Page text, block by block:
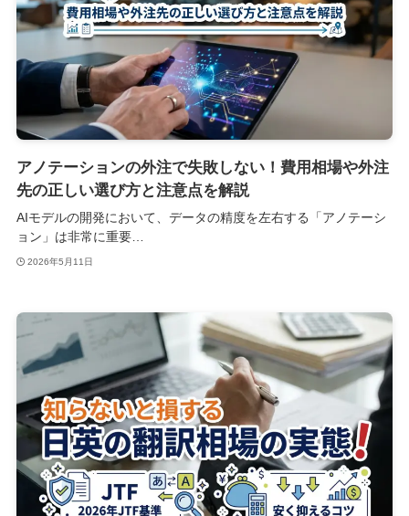
アノテーションの外注で失敗しない！費用相場や外注
先の正しい選び方と注意点を解説
AIモデルの開発において、データの精度を左右する「アノテーシ
ョン」は非常に重要…
2026年5月11日